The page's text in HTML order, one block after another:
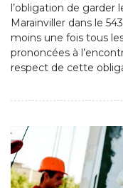
l’obligation de garder
Marainviller dans le
moins une fois tous
prononcées à
respect de cette